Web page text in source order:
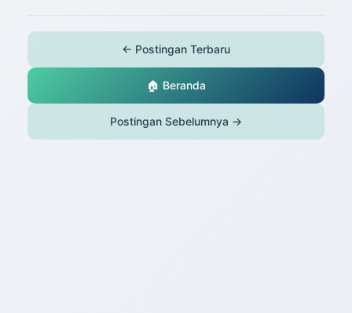
← Postingan Terbaru
🏠 Beranda
Postingan Sebelumnya →